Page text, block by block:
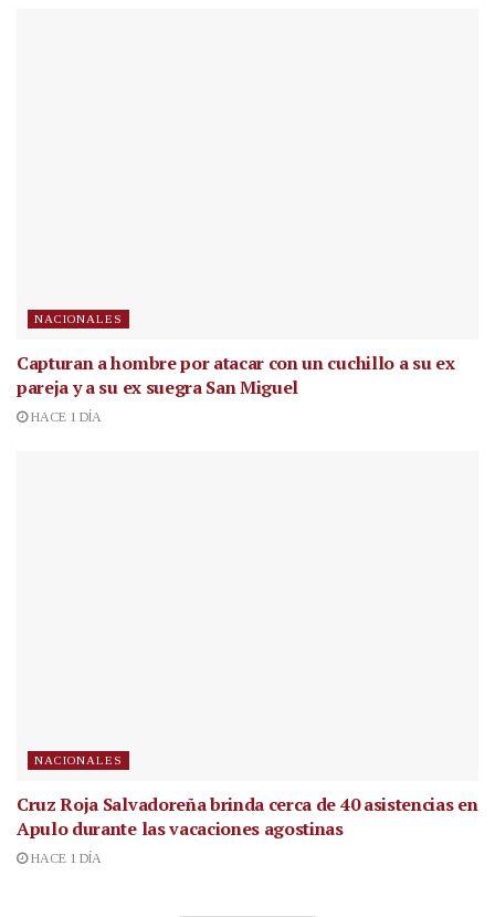
NACIONALES
Capturan a hombre por atacar con un cuchillo a su ex
pareja y a su ex suegra San Miguel
HACE 1 DÍA
NACIONALES
Cruz Roja Salvadoreña brinda cerca de 40 asistencias en
Apulo durante las vacaciones agostinas
HACE 1 DÍA